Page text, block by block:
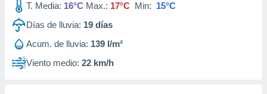
T. Media: 16°C Max.: 17°C Min: 15°C
Días de lluvia: 19 días
Acum. de lluvia: 139 l/m²
Viento medio: 22 km/h